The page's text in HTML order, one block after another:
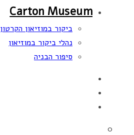
Carton Museum
ביקור במוזיאון הקרטון
נהלי ביקור במוזיאון
סיפור הבניה
0